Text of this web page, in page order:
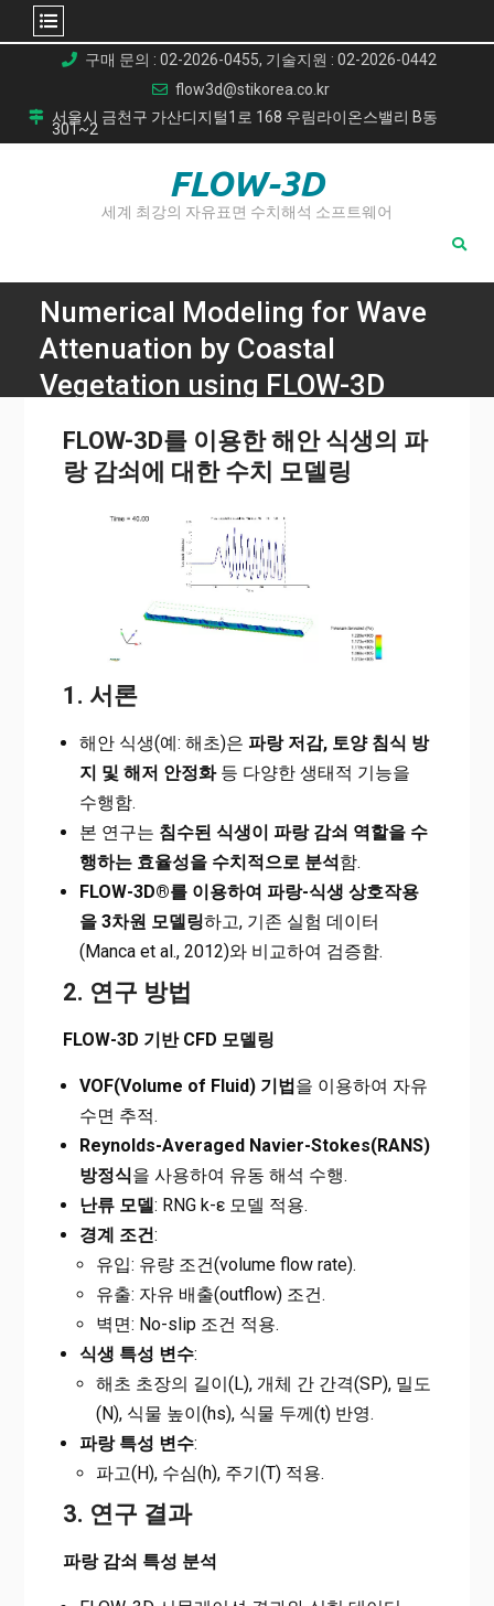
content
구매 문의 : 02-2026-0455, 기술지원 : 02-2026-0442
flow3d@stikorea.co.kr
서울시 금천구 가산디지털1로 168 우림라이온스밸리 B동
301~2
FLOW-3D
세계 최강의 자유표면 수치해석 소프트웨어
Numerical Modeling for Wave
Attenuation by Coastal
Vegetation using FLOW-3D
Numerical Modeling for Wave Attenuation by Coastal
Vegetation using FLOW-3D
FLOW-3D를 이용한 해안 식생의 파
랑 감쇠에 대한 수치 모델링
1. 서론
해안 식생(예: 해초)은 파랑 저감, 토양 침식 방
지 및 해저 안정화등 다양한 생태적 기능을
수행함.
본 연구는 침수된 식생이 파랑 감쇠 역할을 수
행하는 효율성을 수치적으로 분석함.
FLOW-3D®를 이용하여 파랑-식생 상호작용
을 3차원 모델링하고, 기존 실험 데이터
(Manca et al., 2012)와 비교하여 검증함.
2. 연구 방법
FLOW-3D 기반 CFD 모델링
VOF(Volume of Fluid) 기법을 이용하여 자유
수면 추적.
Reynolds-Averaged Navier-Stokes(RANS)
방정식을 사용하여 유동 해석 수행.
난류 모델: RNG k-ε 모델 적용.
경계 조건:
유입: 유량 조건(volume flow rate).
유출: 자유 배출(outflow) 조건.
벽면: No-slip 조건 적용.
식생 특성 변수:
해초 초장의 길이(L), 개체 간 간격(SP), 밀도
(N), 식물 높이(hs), 식물 두께(t) 반영.
파랑 특성 변수:
파고(H), 수심(h), 주기(T) 적용.
3. 연구 결과
파랑 감쇠 특성 분석